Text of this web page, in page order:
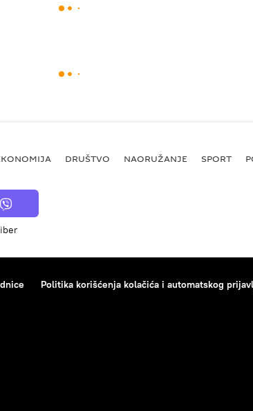
DRUŠTVO NAORUŽANJE SPORT
Politika korišćenja kolačića i automatskog